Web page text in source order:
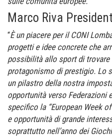
Marco Riva
“È un piacere per il CONI
progetti e idee concrete che
possibilità allo sport di trovare
protagonismo di prestigio. Lo
un pilastro della nostra
opportunità verso Federazioni
specifico la “European Week
e opportunità di grande
soprattutto nell’anno dei